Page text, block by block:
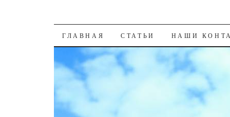
К СОДЕРЖАНИЮ
ГЛАВНАЯ СТАТЬИ НАШИ